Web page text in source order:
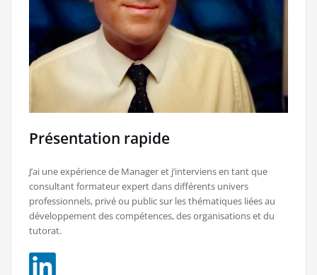
Présentation rapide
J’ai une expérience de Manager et j’interviens en tant que
consultant formateur expert dans différents univers
professionnels, privé ou public sur les thématiques liées au
développement des compétences, des organisations et du
tutorat.